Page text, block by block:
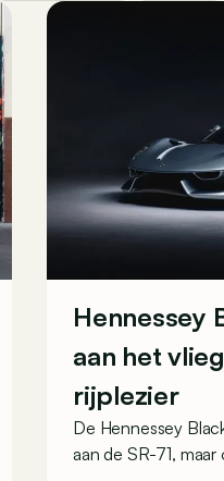
Hennessey
aan het
rijplezier
De Hennessey
aan de SR-71,